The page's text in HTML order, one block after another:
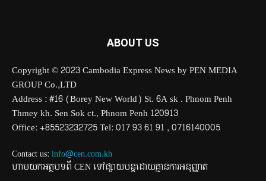
ABOUT US
Copyright © 2023 Cambodia Express News by PEN MEDIA
GROUP Co.,LTD
Address : #16 (Borey New World) St. 6A sk . Phnom Penh
Thmey kh. Sen Sok ct., Phnom Penh 120913
Office: +85523232725 Tel: 017 93 61 91 , 0716140005
Contact us: info@cen.com.kh
ហាមយកអត្ថបទពី CEN ទៅផ្សាយបន្តដោយគ្មានការអនុញ្ញាត